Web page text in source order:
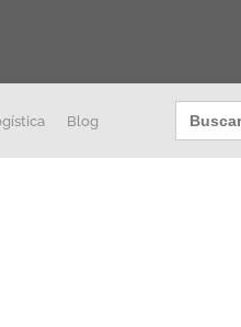
Blog
Buscar: